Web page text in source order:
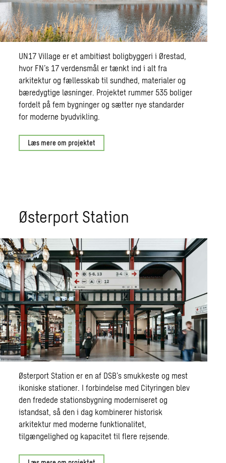
UN17 Village er et ambitiøst boligbyggeri i Ørestad,
hvor FN’s 17 verdensmål er tænkt ind i alt fra
arkitektur og fællesskab til sundhed, materialer og
bæredygtige løsninger. Projektet rummer 535 boliger
fordelt på fem bygninger og sætter nye standarder
for moderne byudvikling.
Læs mere om projektet
Østerport Station
Østerport Station er en af DSB’s smukkeste og mest
ikoniske stationer. I forbindelse med Cityringen blev
den fredede stationsbygning moderniseret og
istandsat, så den i dag kombinerer historisk
arkitektur med moderne funktionalitet,
tilgængelighed og kapacitet til flere rejsende.